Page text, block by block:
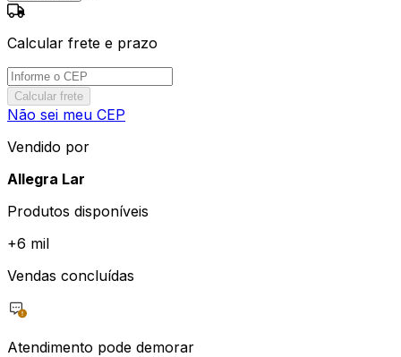
Calcular frete e prazo
Calcular frete
Não sei meu CEP
Vendido por
Allegra Lar
Produtos disponíveis
+6 mil
Vendas concluídas
Atendimento pode demorar